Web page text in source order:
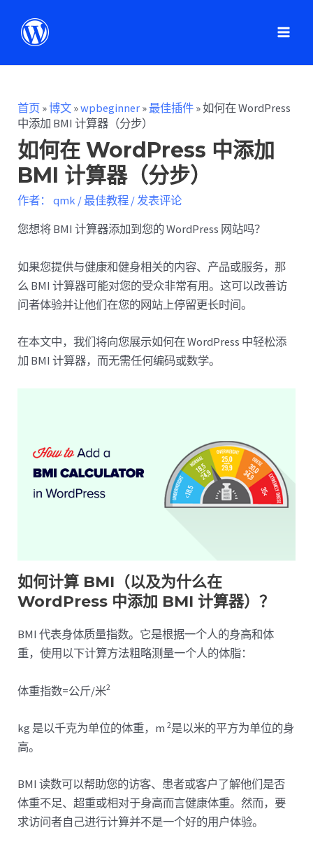
首页 »博文 »wpbeginner »最佳插件 »如何在 WordPress
中添加 BMI 计算器（分步）
如何在 WordPress 中添加
BMI 计算器（分步）
作者： qmk /最佳教程 /发表评论
您想将 BMI 计算器添加到您的 WordPress 网站吗？
如果您提供与健康和健身相关的内容、产品或服务，那
么 BMI 计算器可能对您的受众非常有用。这可以改善访
问者体验并让他们在您的网站上停留更长时间。
在本文中，我们将向您展示如何在 WordPress 中轻松添
加 BMI 计算器，而无需任何编码或数学。
如何计算 BMI（以及为什么在
WordPress 中添加 BMI 计算器）？
BMI 代表身体质量指数。它是根据一个人的身高和体
重，使用以下计算方法粗略测量一个人的体脂：
体重指数=公斤/米2
kg 是以千克为单位的体重，m2是以米的平方为单位的身
高。
BMI 读数可以帮助您的访客、患者或客户了解他们是否
体重不足、超重或相对于身高而言健康体重。然而，要
求访问者自己进行计算并不是一个好的用户体验。